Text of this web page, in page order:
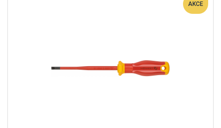
AKCE